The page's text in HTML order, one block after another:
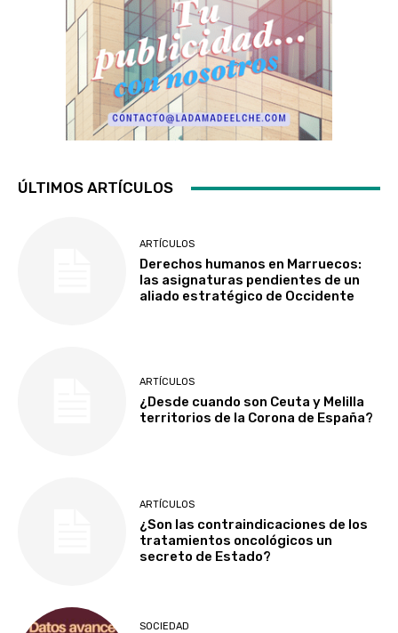
ÚLTIMOS ARTÍCULOS
ARTÍCULOS
Derechos humanos en Marruecos:
las asignaturas pendientes de un
aliado estratégico de Occidente
ARTÍCULOS
¿Desde cuando son Ceuta y Melilla
territorios de la Corona de España?
ARTÍCULOS
¿Son las contraindicaciones de los
tratamientos oncológicos un
secreto de Estado?
SOCIEDAD